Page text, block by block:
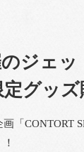
ジェ
グッ
「CONTORT